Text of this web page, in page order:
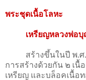
พระชุดเนื้อโลหะ
เหรียญหลวงพ่อ
สร้างขึ้นในปี พ.ศ.
การสร้างด้วยกัน ๒ เนื้
เหรียญ และบล็อคเนื้อ